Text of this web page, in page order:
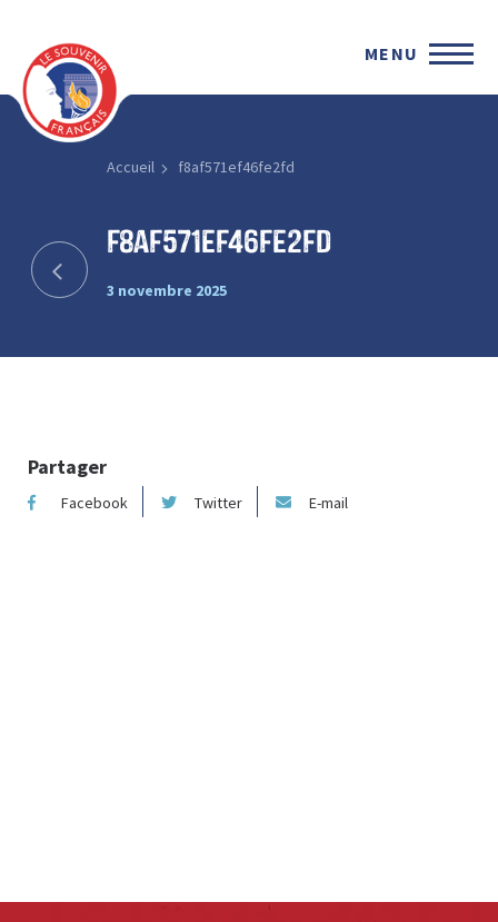
MENU
Accueil f8af571ef46fe2fd
f8af571ef46fe2fd
3 novembre 2025
Partager
Facebook Twitter E-mail